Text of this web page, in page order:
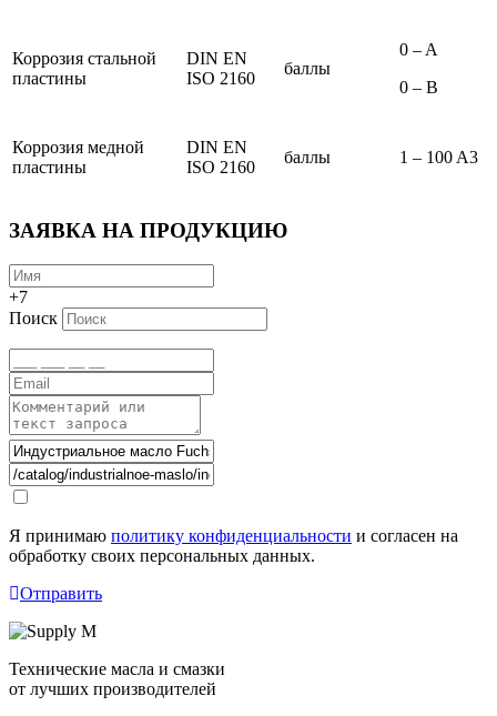
Коррозия стальной
пластины
DIN EN
ISO 2160
баллы
0 – A
0 – B
Коррозия медной
пластины
DIN EN
ISO 2160
баллы 1 – 100 A3
ЗАЯВКА НА ПРОДУКЦИЮ
+7
Поиск
Я принимаю политику конфиденциальности и согласен на
обработку своих персональных данных.
Отправить
Технические масла и смазки
от лучших производителей